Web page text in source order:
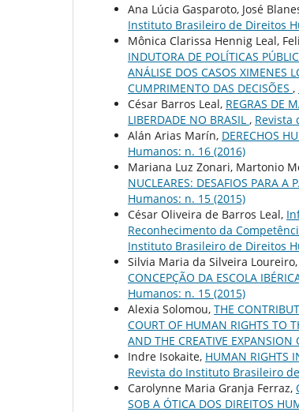
Ana Lúcia Gasparoto, José
Instituto Brasileiro de Direitos
Mônica Clarissa Hennig Leal,
INDUTORA DE POLÍTICAS
ANÁLISE DOS CASOS XIMENES
CUMPRIMENTO DAS DECISÕES ,
César Barros Leal, REGRAS DE
LIBERDADE NO BRASIL , Revista
Alán Arias Marín, DERECHOS
Humanos: n. 16 (2016)
Mariana Luz Zonari, Martonio
NUCLEARES: DESAFIOS PARA A
Humanos: n. 15 (2015)
César Oliveira de Barros Leal,
Reconhecimento da
Instituto Brasileiro de Direitos
Silvia Maria da Silveira Loureiro,
CONCEPÇÃO DA ESCOLA
Humanos: n. 15 (2015)
Alexia Solomou, THE
COURT OF HUMAN RIGHTS TO
AND THE CREATIVE EXPANSION
Indre Isokaite, HUMAN RIGHTS
Revista do Instituto Brasileiro
Carolynne Maria Granja Ferraz,
SOB A ÓTICA DOS DIREITOS